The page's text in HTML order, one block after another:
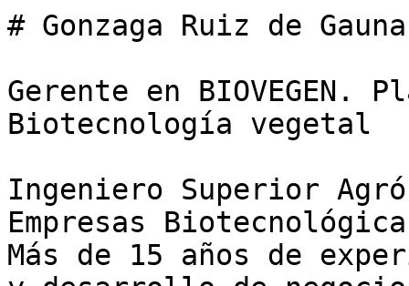
# Gonzaga Ruiz de Gauna
Gerente en BIOVEGEN.
Biotecnología vegetal
Ingeniero Superior
Empresas
Más de 15 años de